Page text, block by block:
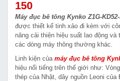
150
Máy đục bê tông Kynko Z1G-
được thiết kế tinh xảo đi kèm với
năng cải thiện hiệu suất lao động
các dòng máy thông thường khác.
Linh kiện của máy đục bê tông
hiệu nổi tiếng trên thế giới như:
thép của Nhật, dây nguồn Leoni của